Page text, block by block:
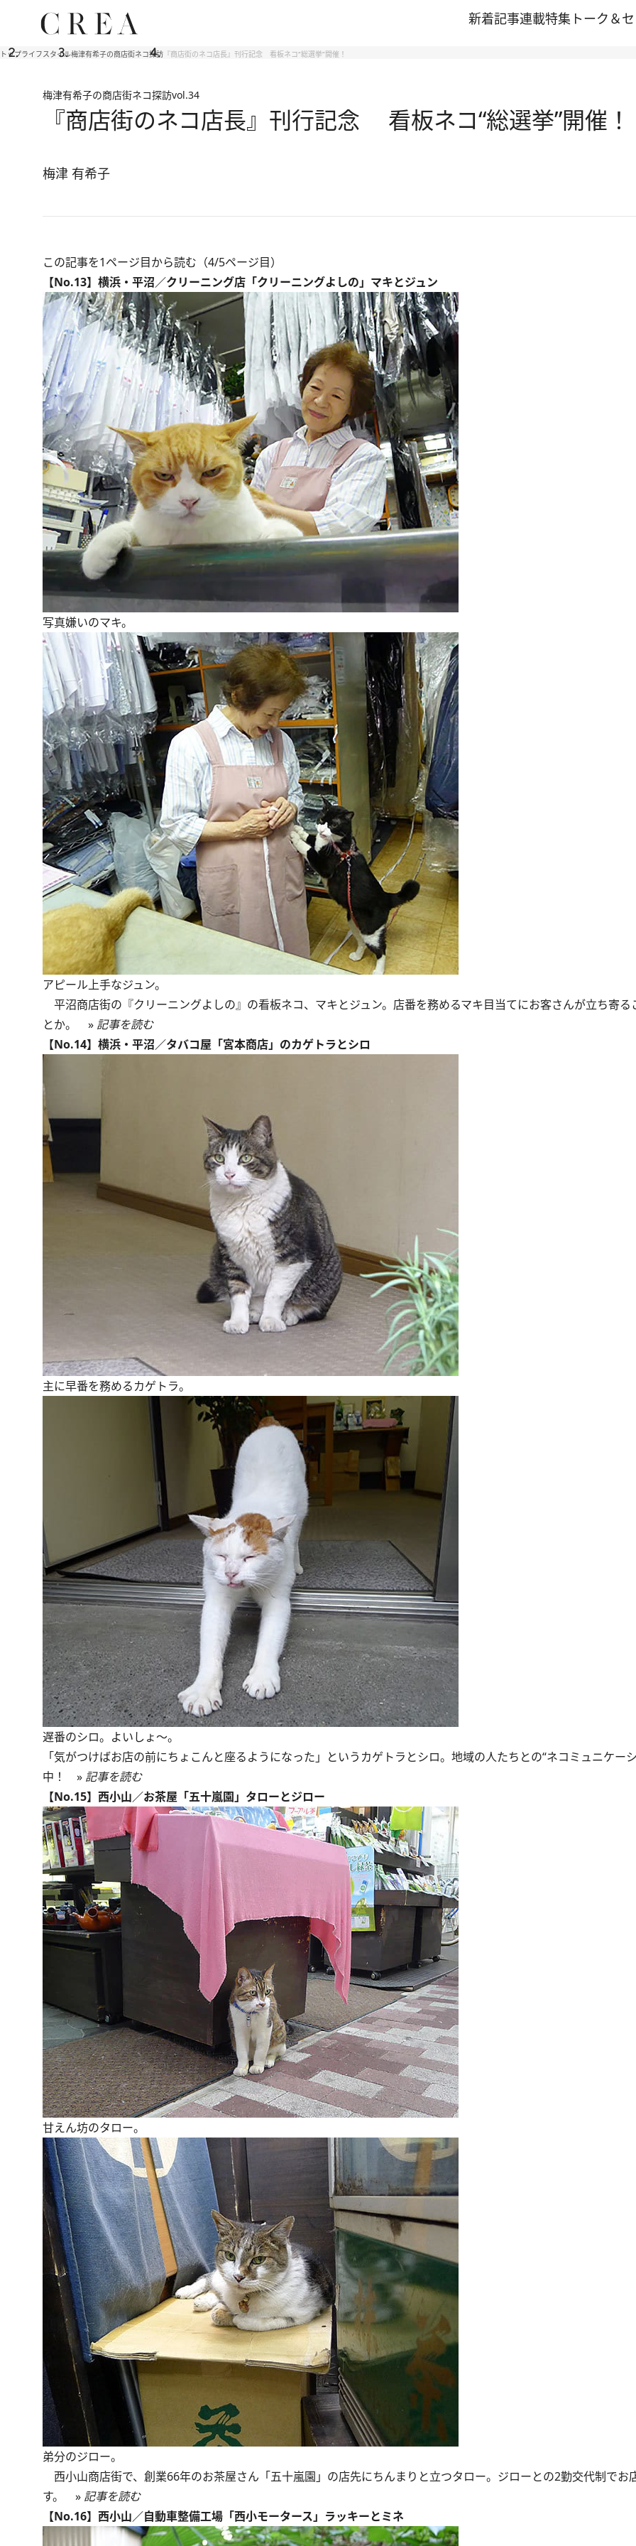
新着記事連載特集 トーク＆
トップライフスタイル梅津有希子の商店街ネコ探訪 『商店街のネコ店長』刊行記念 看板ネコ“総選挙”開催！
梅津有希子の商店街ネコ探訪vol.34
『商店街のネコ店長』刊行記念 看板ネコ“総選挙”開催！
梅津 有希子
この記事を1ページ目から読む（4/5ページ目）
【No.13】横浜・平沼／クリーニング店「クリーニングよしの」マキとジュン
写真嫌いのマキ。
アピール上手なジュン。
平沼商店街の『クリーニングよしの』の看板ネコ、マキとジュン。店番を務めるマキ目当てにお客さんが立ち寄る
とか。 » 記事を読む
【No.14】横浜・平沼／タバコ屋「宮本商店」のカゲトラとシロ
主に早番を務めるカゲトラ。
遅番のシロ。よいしょ～。
「気がつけばお店の前にちょこんと座るようになった」というカゲトラとシロ。地域の人たちとの“ネコミュニケー
中！ » 記事を読む
【No.15】西小山／お茶屋「五十嵐園」タローとジロー
甘えん坊のタロー。
弟分のジロー。
西小山商店街で、創業66年のお茶屋さん「五十嵐園」の店先にちんまりと立つタロー。ジローとの2勤交代制でお
す。 » 記事を読む
【No.16】西小山／自動車整備工場「西小モータース」ラッキーとミネ